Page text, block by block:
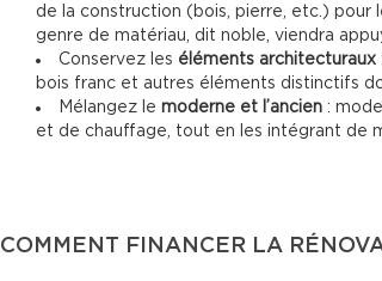
de la construction (bois, pierre, etc.) pour
genre de matériau, dit noble, viendra
Conservez les éléments architecturaux
bois franc et autres éléments distinctifs
Mélangez le moderne et l’ancien :
et de chauffage, tout en les intégrant de
COMMENT FINANCER LA